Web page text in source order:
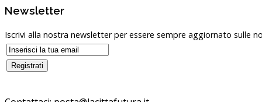
Newsletter
Iscrivi alla nostra newsletter per essere sempre aggiornato sulle